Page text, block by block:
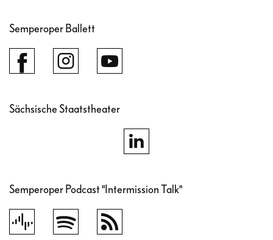
Semperoper Ballett
Sächsische Staatstheater
Semperoper Podcast "Intermission Talk"